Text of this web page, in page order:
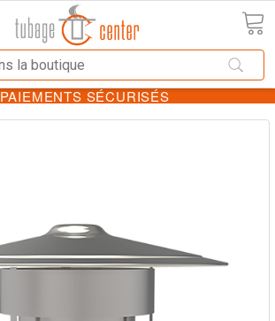
PAIEMENTS SÉCURISÉS